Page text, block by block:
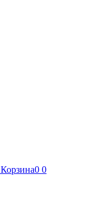
Корзина0 0